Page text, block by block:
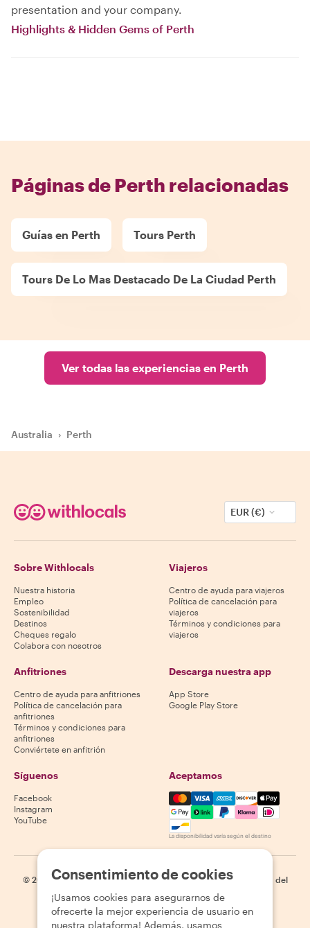
presentation and your company.
Highlights & Hidden Gems of Perth
Páginas de Perth relacionadas
Guías en Perth Tours Perth
Tours De Lo Mas Destacado De La Ciudad Perth
Ver todas las experiencias en Perth
Australia › Perth
EUR (€)
Sobre Withlocals
Nuestra historia
Empleo
Sostenibilidad
Destinos
Cheques regalo
Colabora con nosotros
Viajeros
Centro de ayuda para viajeros
Política de cancelación para
viajeros
Términos y condiciones para
viajeros
Anfitriones
Centro de ayuda para anfitriones
Política de cancelación para
anfitriones
Términos y condiciones para
anfitriones
Conviértete en anfitrión
Descarga nuestra app
App Store
Google Play Store
Síguenos
Facebook
Instagram
YouTube
Aceptamos
Mastercard, Visa, Amex,
La disponibilidad varía según el destino
© 2026 Withlocals.com | Política de privacidad | Cookies
Mapa del
Consentimiento de cookies
¡Usamos cookies para asegurarnos de
ofrecerte la mejor experiencia de usuario en
nuestra plataforma! Además, usamos